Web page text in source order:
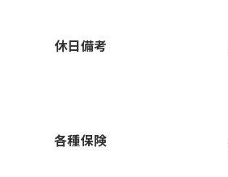
休日備考
各種保険